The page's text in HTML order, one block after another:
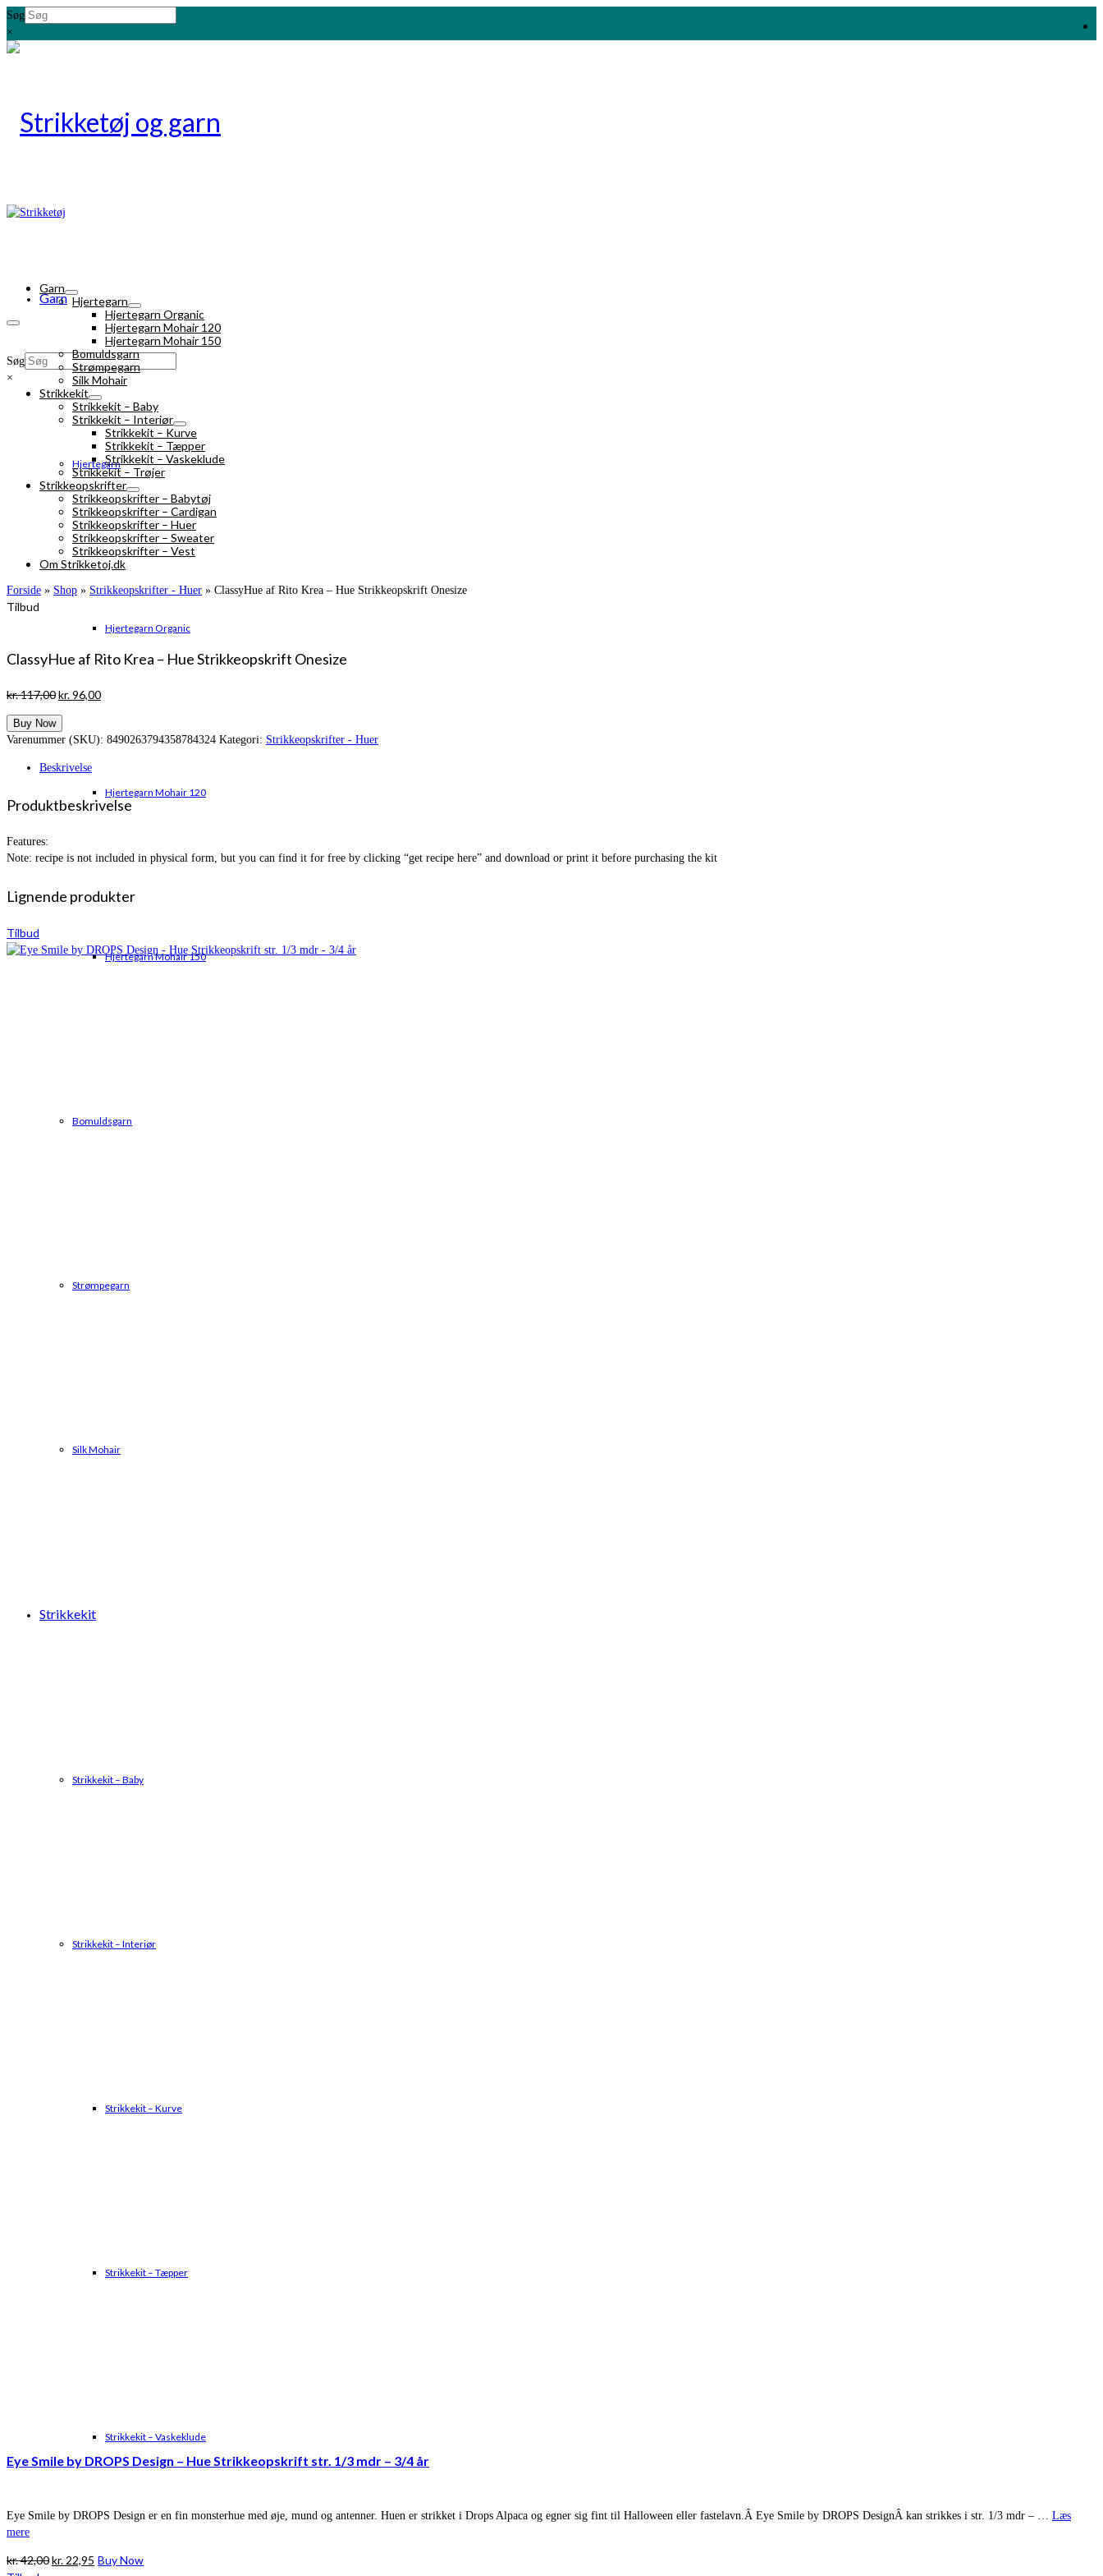
Søg
×
Garn
Hjertegarn
Hjertegarn Organic
Hjertegarn Mohair 120
Hjertegarn Mohair 150
Bomuldsgarn
Strømpegarn
Silk Mohair
Strikkekit
Strikkekit – Baby
Strikkekit – Interiør
Strikkekit – Kurve
Strikkekit – Tæpper
Strikkekit – Vaskeklude
Søg
×
Garn
Hjertegarn
Hjertegarn Organic
Hjertegarn Mohair 120
Hjertegarn Mohair 150
Bomuldsgarn
Strømpegarn
Silk Mohair
Strikkekit
Strikkekit – Baby
Strikkekit – Interiør
Strikkekit – Kurve
Strikkekit – Tæpper
Strikkekit – Vaskeklude
Strikkekit – Trøjer
Strikkeopskrifter
Strikkeopskrifter – Babytøj
Strikkeopskrifter – Cardigan
Strikkeopskrifter – Huer
Strikkeopskrifter – Sweater
Strikkeopskrifter – Vest
Om Strikketoj.dk
Forside » Shop » Strikkeopskrifter - Huer » ClassyHue af Rito Krea – Hue Strikkeopskrift Onesize
Tilbud
ClassyHue af Rito Krea – Hue Strikkeopskrift Onesize
kr.117,00Den
pris
var:
kr.96,00Den
er:
Buy Now
Varenummer (SKU): 8490263794358784324 Kategori: Strikkeopskrifter - Huer
Beskrivelse
Produktbeskrivelse
Features:
Note: recipe is not included in physical form, but you can find it for free by clicking “get recipe here” and download or print it before purchasing the kit
Lignende produkter
Tilbud
Eye Smile by DROPS Design – Hue Strikkeopskrift str. 1/3 mdr – 3/4 år
Eye Smile by DROPS Design er en fin monsterhue med øje, mund og antenner. Huen er strikket i Drops Alpaca og egner sig fint til Halloween eller fastelavn.Â Eye Smile by DROPS DesignÂ kan strikkes i str. 1/3 mdr – … Læs
mere
kr.42,00Den
kr. 22,95 Den
Buy Now